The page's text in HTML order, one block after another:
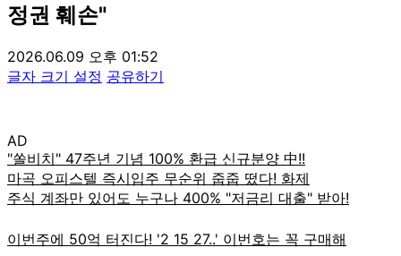
정권 훼손"
2026.06.09 오후 01:52
글자 크기 설정 공유하기
AD